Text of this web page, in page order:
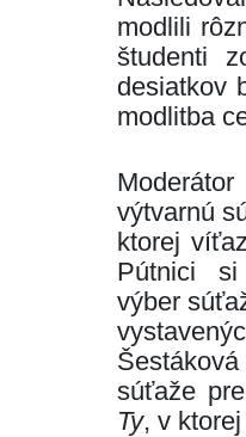
modlili
študenti
desiatkov
modlitba
výtvarnú
ktorej
Pútnici
výber
súťaže
Ty, v